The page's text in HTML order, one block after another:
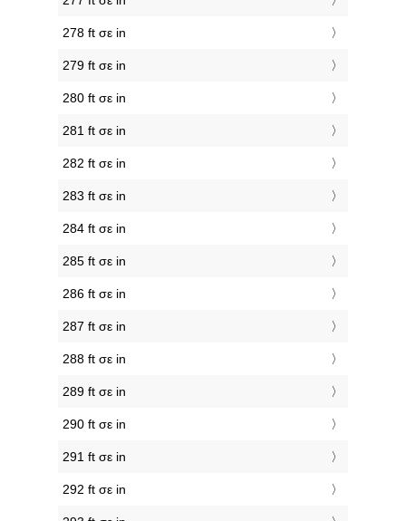
278 ft σε in
279 ft σε in
280 ft σε in
281 ft σε in
282 ft σε in
283 ft σε in
284 ft σε in
285 ft σε in
286 ft σε in
287 ft σε in
288 ft σε in
289 ft σε in
290 ft σε in
291 ft σε in
292 ft σε in